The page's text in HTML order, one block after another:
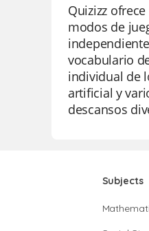
Quizizz
modos de
vocabulario
individual de
artificial y
descansos
Subjects